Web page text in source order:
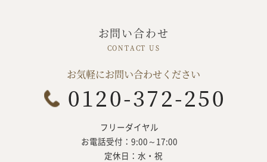
お問い合わせ
お気軽にお問い合わせください
フリーダイヤル
お電話受付：9:00～17:00
定休日：水・祝